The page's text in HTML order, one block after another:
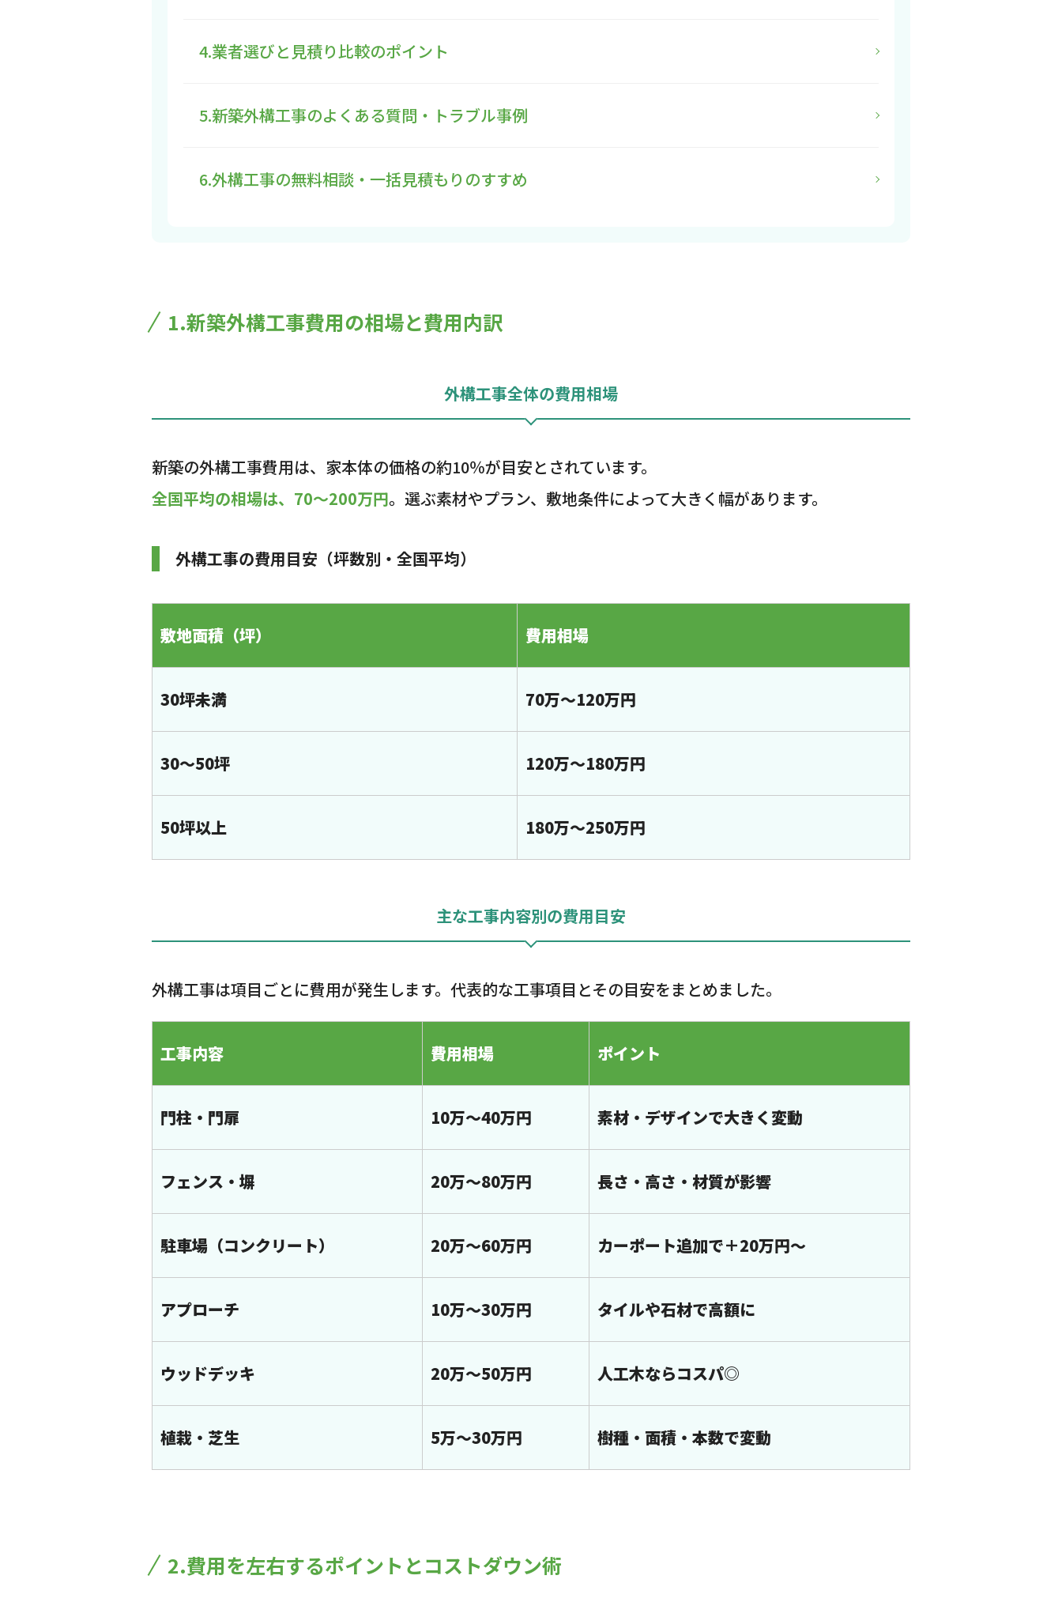
4.業者選びと見積り比較のポイント
5.新築外構工事のよくある質問・トラブル事例
6.外構工事の無料相談・一括見積もりのすすめ
1.新築外構工事費用の相場と費用内訳
外構工事全体の費用相場
新築の外構工事費用は、家本体の価格の約10％が目安とされています。
全国平均の相場は、70〜200万円。選ぶ素材やプラン、敷地条件によって大きく幅があります。
外構工事の費用目安（坪数別・全国平均）
敷地面積（坪） 費用相場
30坪未満 70万〜120万円
30〜50坪 120万〜180万円
50坪以上 180万〜250万円
主な工事内容別の費用目安
外構工事は項目ごとに費用が発生します。代表的な工事項目とその目安をまとめました。
工事内容 費用相場 ポイント
門柱・門扉 10万〜40万円 素材・デザインで大きく変動
フェンス・塀 20万〜80万円 長さ・高さ・材質が影響
駐車場（コンクリート） 20万〜60万円 カーポート追加で＋20万円〜
アプローチ 10万〜30万円 タイルや石材で高額に
ウッドデッキ 20万〜50万円 人工木ならコスパ◎
植栽・芝生 5万〜30万円 樹種・面積・本数で変動
2.費用を左右するポイントとコストダウン術